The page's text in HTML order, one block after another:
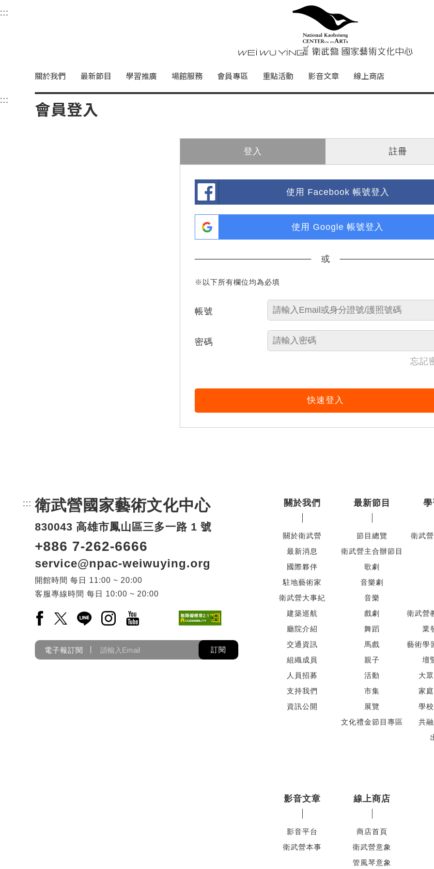
衛武營國家藝術文化中心
中央內容區塊，為本頁主要內容區。
::: 衛武營國家藝術文
關於我們 最新節目 學習推廣 場館服務 會員專區 重點活動 影音文章 線上商店
::: 中央內容區塊，為本頁主要內容區。
會員登入
登入 註冊
使用 Facebook 帳號登入
使用 Google 帳號登入
或
※以下所有欄位均為必填
帳號
密碼
忘記
快速登入
::: 頁尾網站資訊。
衛武營國家藝術文化中心
830043 高雄市鳳山區三多一路 1 號
+886 7-262-6666
service@npac-weiwuying.org
開館時間 每日
11:00 ~ 20:00
客服專線時間 每日 10:00 ~ 20:00
Facebook(另開新視窗)
X(另開新視窗)
LINE(另開新視窗)
Instagram(另開新視窗)
YouTube(另開新視窗)
電子報訂閱 訂閱
關於我們
關於衛武營
最新消息
國際夥伴
駐地藝術家
衛武營大事紀
建築巡航
廳院介紹
交通資訊
組織成員
人員招募
支持我們
資訊公開
最新節目
節目總覽
衛武營主合辦節目
歌劇
音樂劇
音樂
戲劇
舞蹈
馬戲
親子
活動
市集
展覽
文化禮金節目專區
衛武
衛武營
業
藝術學
壇
大
家
學
共
影音文章
影音平台
衛武營本事
線上商店
商店首頁
衛武營意象
管風琴意象